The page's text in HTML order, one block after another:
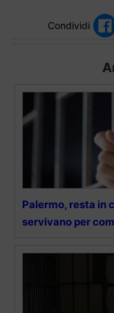
Condividi
Palermo, resta in
servivano per